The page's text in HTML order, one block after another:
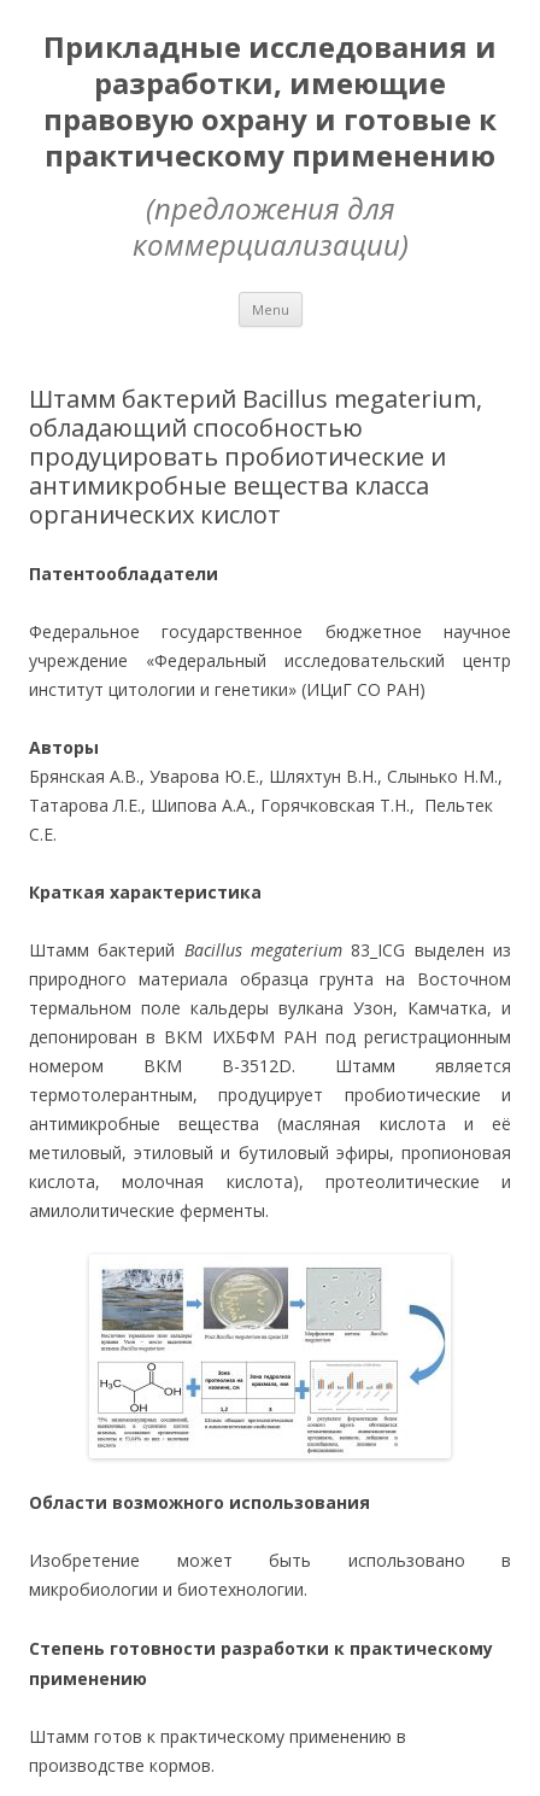
Прикладные исследования и
разработки, имеющие
правовую охрану и готовые к
практическому применению
(предложения для
коммерциализации)
Menu Skip
content
Штамм бактерий Bacillus megaterium,
обладающий способностью
продуцировать пробиотические и
антимикробные вещества класса
органических кислот
Патентообладатели
Федеральное государственное бюджетное научное
учреждение «Федеральный исследовательский центр
институт цитологии и генетики» (ИЦиГ СО РАН)
Авторы
Брянская А.В., Уварова Ю.Е., Шляхтун В.Н., Слынько Н.М.,
Татарова Л.Е., Шипова А.А., Горячковская Т.Н., Пельтек
С.Е.
Краткая характеристика
Штамм бактерий Bacillus megaterium 83_ICG выделен из
природного материала образца грунта на Восточном
термальном поле кальдеры вулкана Узон, Камчатка, и
депонирован в ВКМ ИХБФМ РАН под регистрационным
номером ВКМ В-3512D. Штамм является
термотолерантным, продуцирует пробиотические и
антимикробные вещества (масляная кислота и её
метиловый, этиловый и бутиловый эфиры, пропионовая
кислота, молочная кислота), протеолитические и
амилолитические ферменты.
Области возможного использования
Изобретение может быть использовано в
микробиологии и биотехнологии.
Степень готовности разработки к практическому
применению
Штамм готов к практическому применению в
производстве кормов.